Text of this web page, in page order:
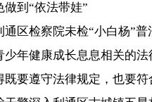
到“依法带娃”
检察院未检“小白杨”普
少年健康成长息息相关的
要遵守法律规定，也要符